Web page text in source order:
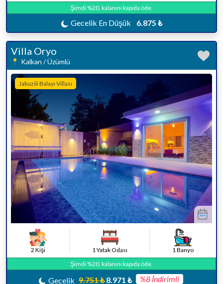
Şimdi %20, kalanını kapıda öde.
Gecelik En Düşük 6.875 ₺
Villa Oryo
Kalkan / Üzümlü
Jakuzili Balayı Villası
2 Kişi 1 Yatak Odası
1 Banyo
Şimdi %20, kalanını kapıda öde.
Gecelik 9.751 ₺ 8.971 ₺ %8 İndirimli